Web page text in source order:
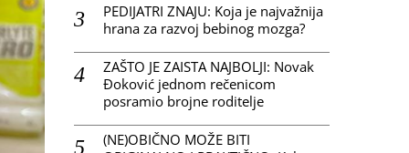
PEDIJATRI ZNAJU: Koja je najvažnija
hrana za razvoj bebinog mozga?
ZAŠTO JE ZAISTA NAJBOLJI: Novak
Đoković jednom rečenicom
posramio brojne roditelje
(NE)OBIČNO MOŽE BITI